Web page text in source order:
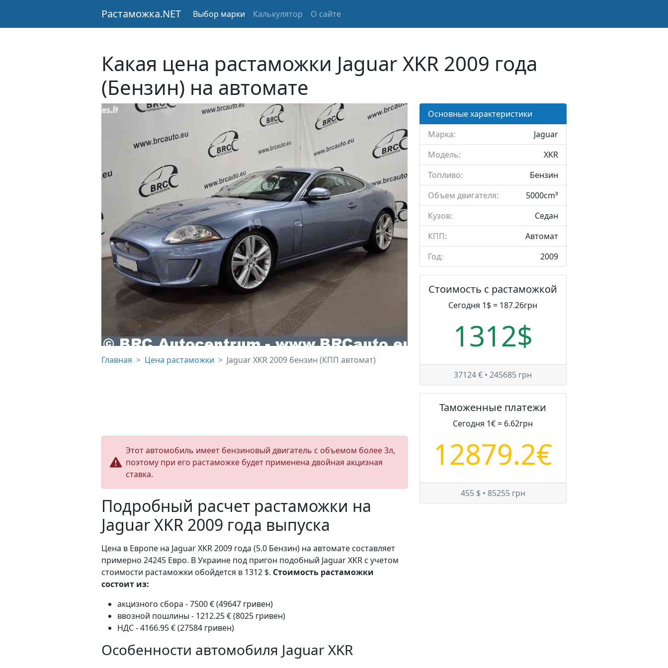
Растаможка.NET Выбор марки Калькулятор О сайте
Какая цена растаможки Jaguar XKR 2009 года
(Бензин) на автомате
Главная Цена растаможки Jaguar XKR 2009 бензин (КПП автомат)
Этот автомобиль имеет бензиновый двигатель с объемом более 3л,
поэтому при его растаможке будет применена двойная акцизная
ставка.
Подробный расчет растаможки на
Jaguar XKR 2009 года выпуска
Цена в Европе на Jaguar XKR 2009 года (5.0 Бензин) на автомате составляет
примерно 24245 Евро. В Украине под пригон подобный Jaguar XKR с учетом
стоимости растаможки обойдется в 1312 $. Стоимость растаможки
состоит из:
акцизного сбора - 7500 € (49647 гривен)
ввозной пошлины - 1212.25 € (8025 гривен)
НДС - 4166.95 € (27584 гривен)
Особенности автомобиля Jaguar XKR
Основные характеристики
Марка:
Jaguar
Модель:
XKR
Топливо:
Бензин
Объем двигателя:
5000cm³
Кузов:
Седан
КПП:
Автомат
Год:
2009
Стоимость с растаможкой
Сегодня 1$ = 187.26грн
1312$
37124 € • 245685 грн
Таможенные платежи
Сегодня 1€ = 6.62грн
12879.2€
455 $ • 85255 грн